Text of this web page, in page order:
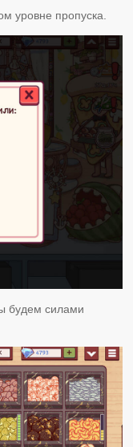
уровне пропуска.
будем силами